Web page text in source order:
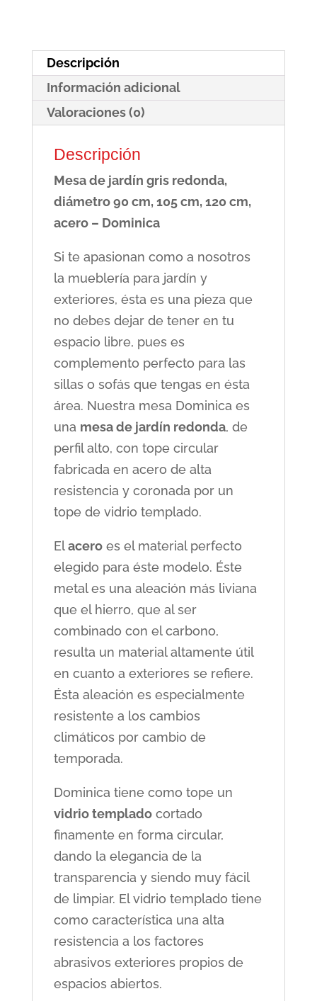
90/105/120
cm,
acero
cantidad
Descripción
Información adicional
Valoraciones (0)
Descripción
Mesa de jardín gris redonda,
diámetro 90 cm, 105 cm, 120 cm,
acero – Dominica
Si te apasionan como a nosotros
la mueblería para jardín y
exteriores, ésta es una pieza que
no debes dejar de tener en tu
espacio libre, pues es
complemento perfecto para las
sillas o sofás que tengas en ésta
área. Nuestra mesa Dominica es
una mesa de jardín redonda, de
perfil alto, con tope circular
fabricada en acero de alta
resistencia y coronada por un
tope de vidrio templado.
Elaceroes el material perfecto
elegido para éste modelo. Éste
metal es una aleación más liviana
que el hierro, que al ser
combinado con el carbono,
resulta un material altamente útil
en cuanto a exteriores se refiere.
Ésta aleación es especialmente
resistente a los cambios
climáticos por cambio de
temporada.
Dominica tiene como tope un
vidrio templadocortado
finamente en forma circular,
dando la elegancia de la
transparencia y siendo muy fácil
de limpiar. El vidrio templado tiene
como característica una alta
resistencia a los factores
abrasivos exteriores propios de
espacios abiertos.